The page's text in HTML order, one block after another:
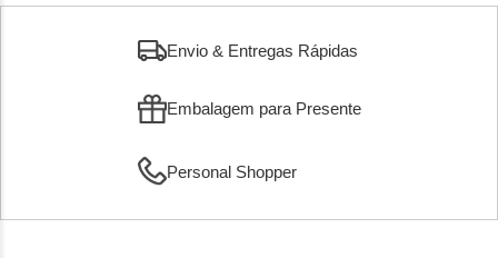
Envio & Entregas Rápidas
Embalagem para Presente
Personal Shopper